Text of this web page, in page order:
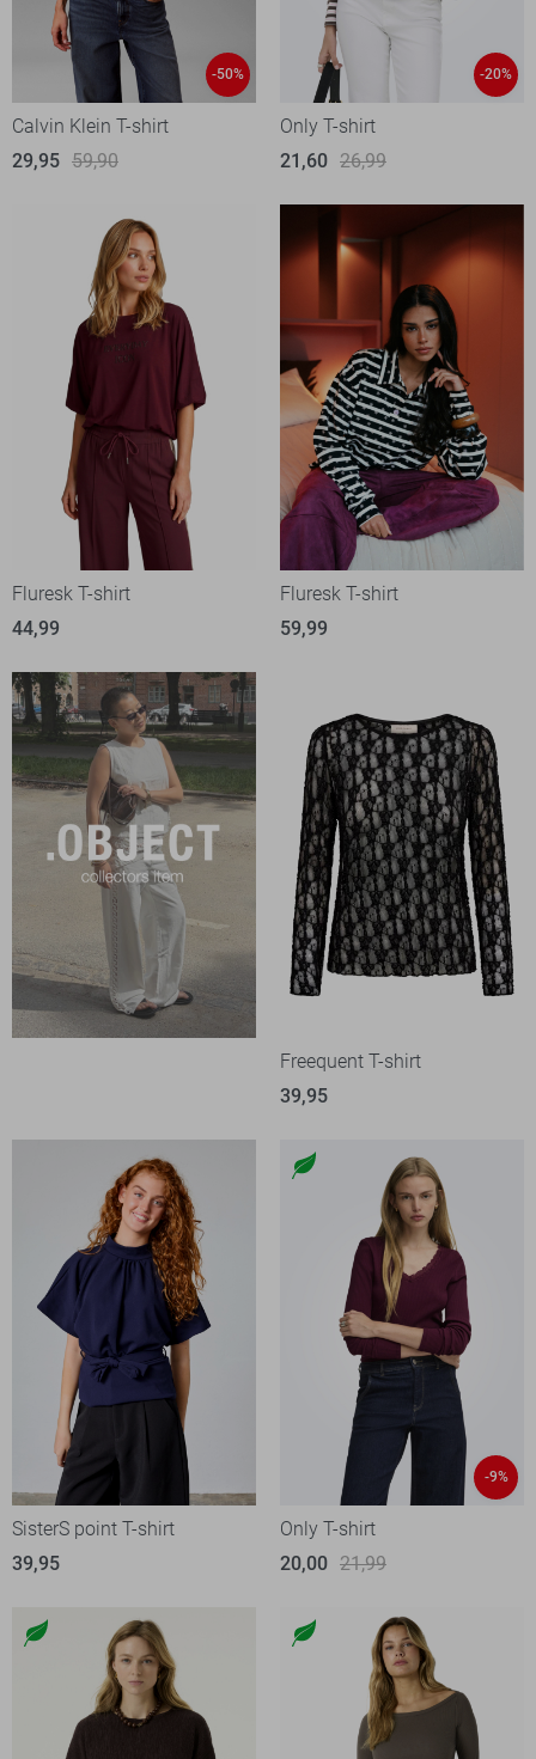
-50%
Calvin Klein T-shirt
29,95 59,90
-20%
Only T-shirt
21,60 26,99
Fluresk T-shirt
44,99
Fluresk T-shirt
59,99
Freequent T-shirt
39,95
SisterS point T-shirt
39,95
-9%
Only T-shirt
20,00 21,99